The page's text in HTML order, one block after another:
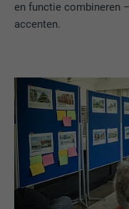
en functie combineren
accenten.